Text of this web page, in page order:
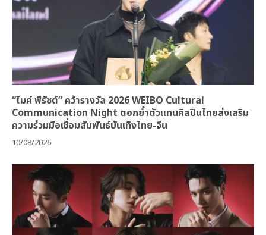
“ไมค์ พิรัชต์” คว้ารางวัล 2026 WEIBO Cultural
Communication Night ตอกย้ำตัวแทนศิลปินไทยส่งเสริม
ความร่วมมือเชื่อมสัมพันธ์บันเทิงไทย-จีน
10/08/2026